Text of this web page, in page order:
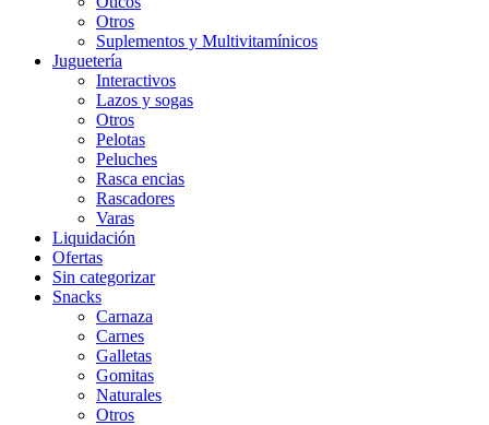
Otros
Suplementos y Multivitamínicos
Juguetería
Interactivos
Lazos y sogas
Otros
Pelotas
Peluches
Rasca encias
Rascadores
Varas
Liquidación
Ofertas
Sin categorizar
Snacks
Carnaza
Carnes
Galletas
Gomitas
Naturales
Otros